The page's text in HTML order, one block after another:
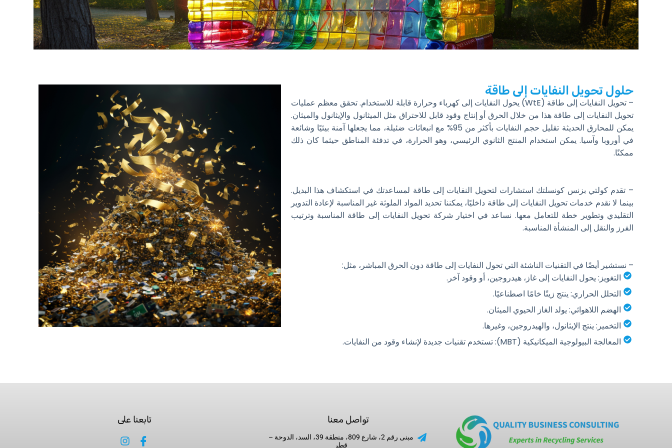
حلول تحويل النفايات إلى طاقة
– تحويل النفايات إلى طاقة (WtE) يحول النفايات إلى كهرباء وحرارة قابلة للاستخدام. تحقق معظم عمليات
تحويل النفايات إلى طاقة هذا من خلال الحرق أو إنتاج وقود قابل للاحتراق مثل الميثانول والإيثانول والميثان.
يمكن للمحارق الحديثة تقليل حجم النفايات بأكثر من 95% مع انبعاثات ضئيلة، مما يجعلها آمنة بيئيًا وشائعة
في أوروبا وآسيا. يمكن استخدام المنتج الثانوي الرئيسي، وهو الحرارة، في تدفئة المناطق حيثما كان ذلك
ممكنًا.
– تقدم كولتي بزنس كونسلتك استشارات لتحويل النفايات إلى طاقة لمساعدتك في استكشاف هذا البديل.
بينما لا نقدم خدمات تحويل النفايات إلى طاقة داخليًا، يمكننا تحديد المواد الملوثة غير المناسبة لإعادة التدوير
التقليدي وتطوير خطة للتعامل معها. نساعد في اختيار شركة تحويل النفايات إلى طاقة المناسبة وترتيب
الفرز والنقل إلى المنشأة المناسبة.
– نستشير أيضًا في التقنيات الناشئة التي تحول النفايات إلى طاقة دون الحرق المباشر، مثل:
التغويز: يحول النفايات إلى غاز، هيدروجين، أو وقود آخر.
التحلل الحراري: ينتج زيتًا خامًا اصطناعيًا.
الهضم اللاهوائي: يولد الغاز الحيوي الميثان.
التخمير: ينتج الإيثانول، والهيدروجين، وغيرها.
المعالجة البيولوجية الميكانيكية (MBT): تستخدم تقنيات جديدة لإنشاء وقود من النفايات.
تواصل معنا
مبنى رقم 2، شارع 809، منطقة 39، السد، الدوحة –
قطر
تابعنا على